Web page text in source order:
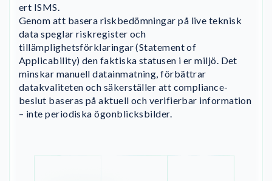
ert ISMS.
Genom att basera riskbedömningar på live teknisk
data speglar riskregister och
tillämplighetsförklaringar (Statement of
Applicability) den faktiska statusen i er miljö. Det
minskar manuell datainmatning, förbättrar
datakvaliteten och säkerställer att compliance-
beslut baseras på aktuell och verifierbar information
– inte periodiska ögonblicksbilder.